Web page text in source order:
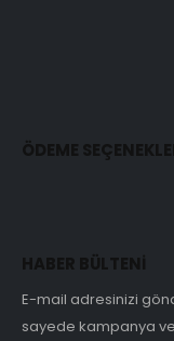
ÖDEME
HABER BÜLTENİ
E-mail adresinizi
sayede kampanya